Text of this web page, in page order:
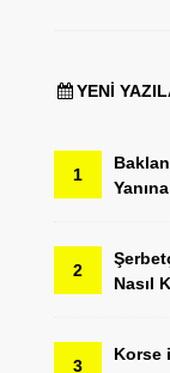
YENI
1
2
Nasıl
3
Korse